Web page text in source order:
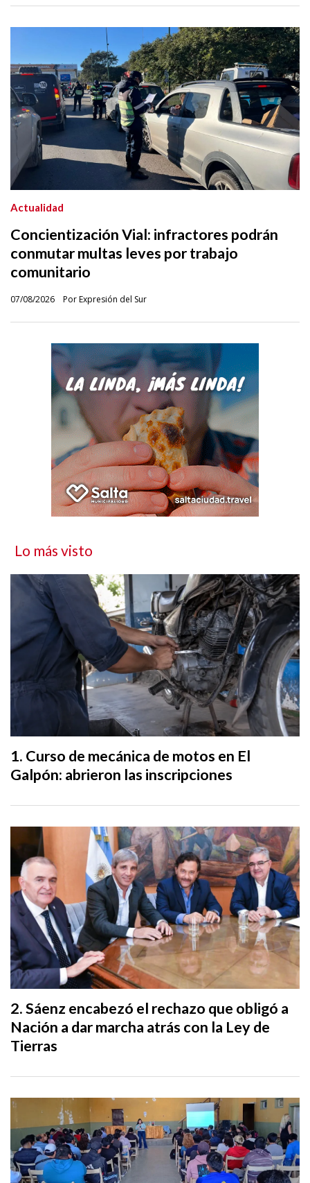
Concientización Vial: infractores podrán
conmutar multas leves por trabajo
comunitario
Por Expresión del Sur
Actualidad
07/08/2026
Lo más visto
Curso de mecánica de motos en El
Galpón: abrieron las inscripciones
Sáenz encabezó el rechazo que obligó a
Nación a dar marcha atrás con la Ley de
Tierras